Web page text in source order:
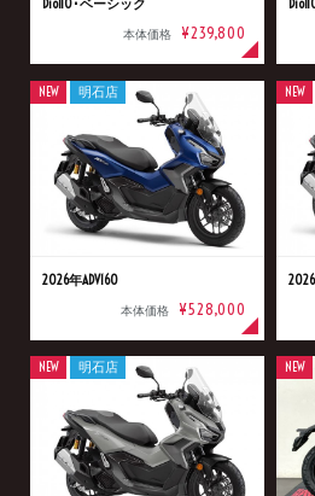
Dio110･ベーシック
本体価格 ¥239,800
2026年ADV160
本体価格 ¥528,000
NEW 明石店 NEW
NEW 明石店 NEW